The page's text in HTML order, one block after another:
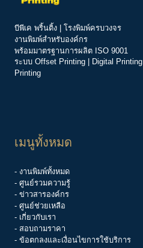
บีพีเค พริ้นติ้ง | โรงพิมพ์ครบวงจร
งานพิมพ์สำหรับองค์กร
พร้อมมาตรฐานการผลิต ISO 9001
ระบบ Offset Printing Digital Printing
Printing
เมนูทั้งหมด
- งานพิมพ์ทั้งหมด
- ศูนย์รวมความรู้
- ข่าวสารองค์กร
- ศูนย์ช่วยเหลือ
- เกี่ยวกับเรา
- สอบถามราคา
- ข้อตกลงและเงื่อนไขการใช้บริการ